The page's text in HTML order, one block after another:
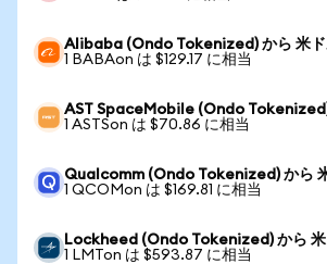
Alibaba (Ondo Tokenized) から 米
1 BABAon は $129.17 に相当
AST SpaceMobile (Ondo
1 ASTSon は $70.86 に相当
Qualcomm (Ondo Tokenized) から
1 QCOMon は $169.81 に相当
Lockheed (Ondo Tokenized) から
1 LMTon は $593.87 に相当